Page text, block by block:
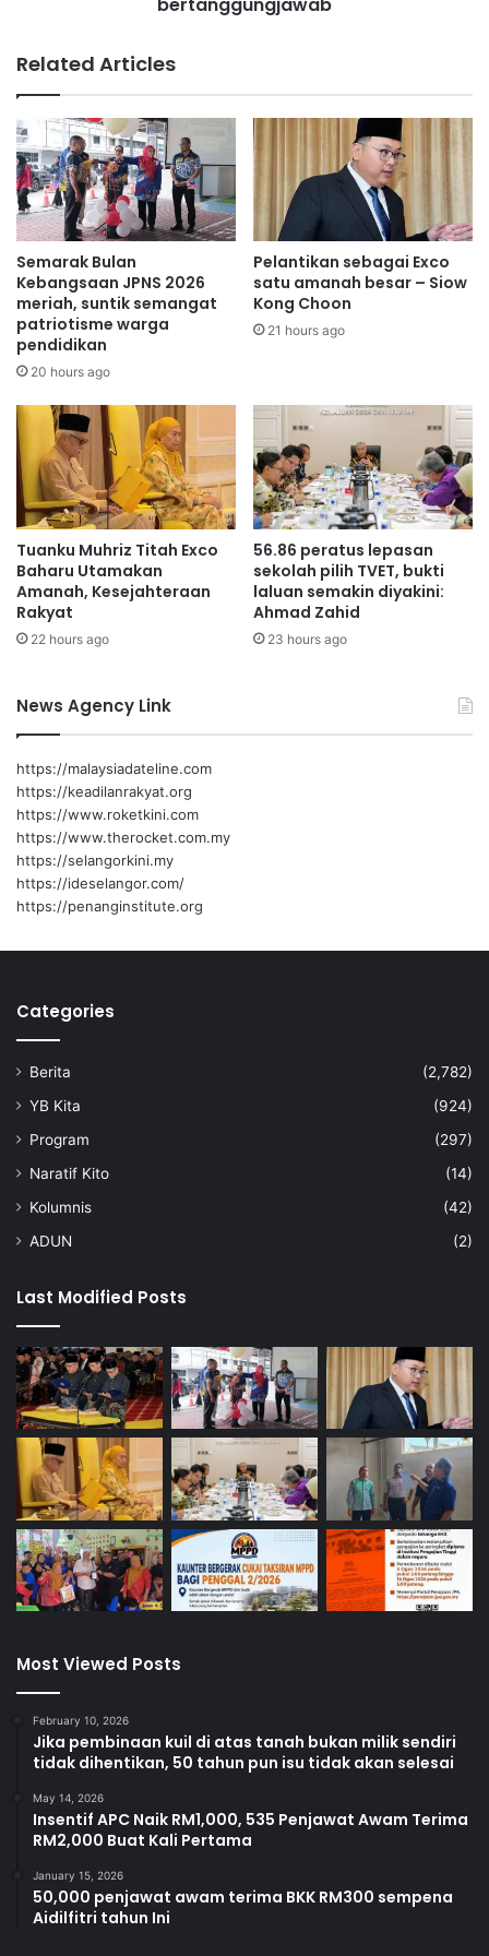
r
m
l
a
s
e
k
r
a
n
g
!
i
d
i
b
u
k
a
i
n
d
i
v
i
d
t
a
k
b
e
r
t
a
n
g
g
g
j
Related Articles
Semarak Bulan
Kebangsaan JPNS 2026
meriah, suntik semangat
patriotisme warga
pendidikan
20 hours ago
Pelantikan sebagai Exco
satu amanah besar – Siow
Kong Choon
21 hours ago
Tuanku Muhriz Titah Exco
Baharu Utamakan
Amanah, Kesejahteraan
Rakyat
22 hours ago
56.86 peratus lepasan
sekolah pilih TVET, bukti
laluan semakin diyakini:
Ahmad Zahid
23 hours ago
News Agency Link
https://malaysiadateline.com
https://keadilanrakyat.org
https://www.roketkini.com
https://www.therocket.com.my
https://selangorkini.my
https://ideselangor.com/
https://penanginstitute.org
Categories
Berita
(2,782)
YB Kita
(924)
Program
(297)
Naratif Kito
(14)
Kolumnis
(42)
ADUN
(2)
Last Modified Posts
Most Viewed Posts
February 10, 2026
Jika pembinaan kuil di atas tanah bukan milik sendiri
tidak dihentikan, 50 tahun pun isu tidak akan selesai
May 14, 2026
Insentif APC Naik RM1,000, 535 Penjawat Awam Terima
RM2,000 Buat Kali Pertama
January 15, 2026
50,000 penjawat awam terima BKK RM300 sempena
Aidilfitri tahun Ini